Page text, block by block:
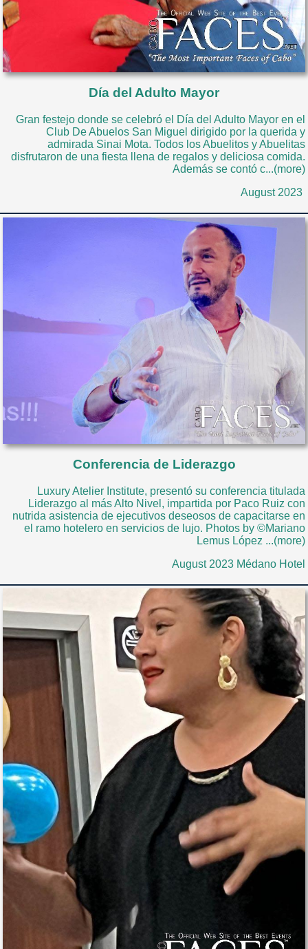
Día del Adulto Mayor
Gran festejo donde se celebró el Día del Adulto Mayor en el
Club De Abuelos San Miguel dirigido por la querida y
admirada Sinai Mota. Todos los Abuelitos y Abuelitas
disfrutaron de una fiesta llena de regalos y deliciosa comida.
Además se contó c...(more)
August 2023
Conferencia de Liderazgo
Luxury Atelier Institute, presentó su conferencia titulada
Liderazgo al más Alto Nivel, impartida por Paco Ruiz con
nutrida asistencia de ejecutivos deseosos de capacitarse en
el ramo hotelero en servicios de lujo. Photos by ©Mariano
Lemus López ...(more)
August 2023 Médano Hotel